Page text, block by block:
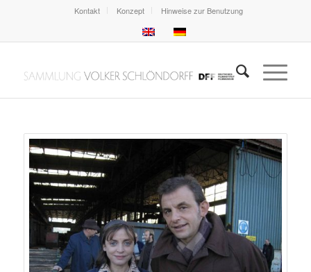
Kontakt Konzept Hinweise zur Benutzung